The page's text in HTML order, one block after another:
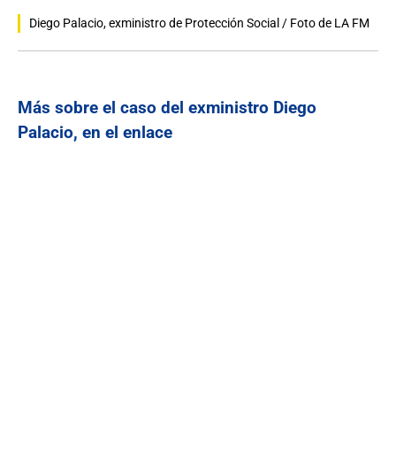
Diego Palacio, exministro de Protección Social / Foto de LA FM
Más sobre el caso del exministro Diego
Palacio, en el enlace